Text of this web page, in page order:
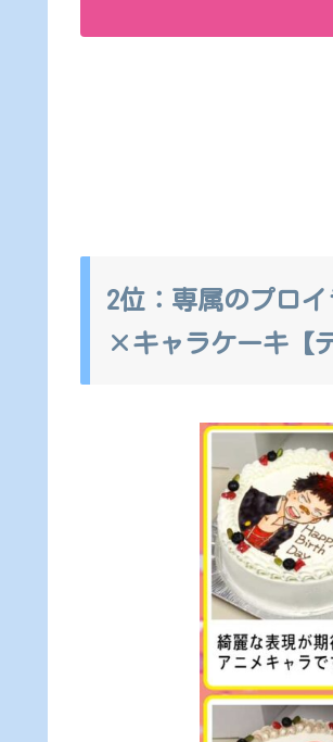
2位：専属のプロ
×キャラケーキ【